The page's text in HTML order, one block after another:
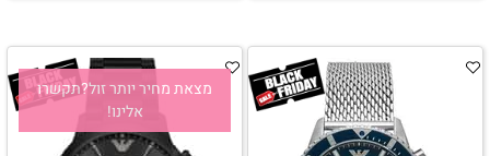
מצאת מחיר יותר זול?תקשרו
אלינו!